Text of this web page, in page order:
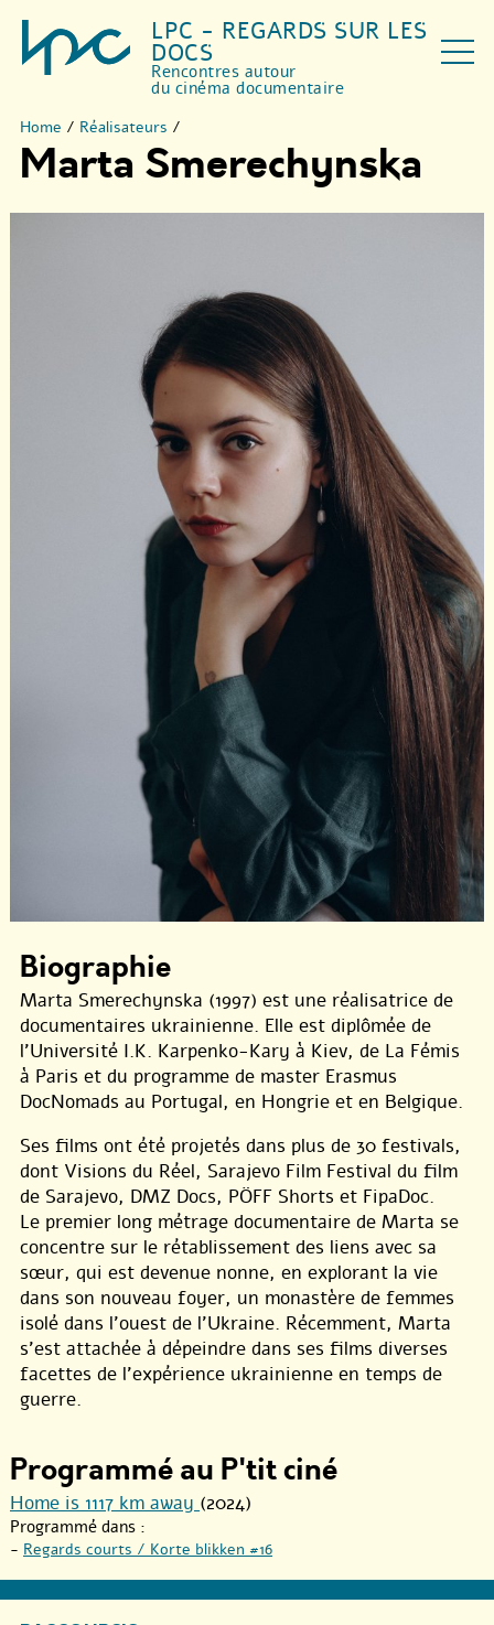
LPC - REGARDS SUR LES
DOCS
Rencontres autour
du cinéma documentaire
Home / Réalisateurs /
Marta Smerechynska
Biographie
Marta Smerechynska (1997) est une réalisatrice de
documentaires ukrainienne. Elle est diplômée de
l’Université I.K. Karpenko-Kary à Kiev, de La Fémis
à Paris et du programme de master Erasmus
DocNomads au Portugal, en Hongrie et en Belgique.
Ses films ont été projetés dans plus de 30 festivals,
dont Visions du Réel, Sarajevo Film Festival du film
de Sarajevo, DMZ Docs, PÖFF Shorts et FipaDoc.
Le premier long métrage documentaire de Marta se
concentre sur le rétablissement des liens avec sa
sœur, qui est devenue nonne, en explorant la vie
dans son nouveau foyer, un monastère de femmes
isolé dans l’ouest de l’Ukraine. Récemment, Marta
s’est attachée à dépeindre dans ses films diverses
facettes de l’expérience ukrainienne en temps de
guerre.
Programmé au P'tit ciné
Home is 1117 km away (2024)
Programmé dans :
- Regards courts / Korte blikken #16